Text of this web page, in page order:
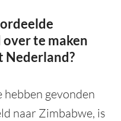
te maken
Nederland?
hebben gevonden
naar Zimbabwe, is